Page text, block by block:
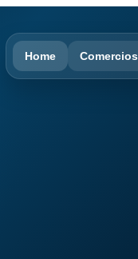
Home Comercios